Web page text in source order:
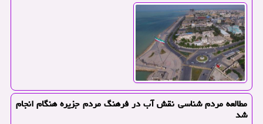
مطالعه مردم شناسی نقش آب در فرهنگ مردم جزیره هنگام انجام
شد